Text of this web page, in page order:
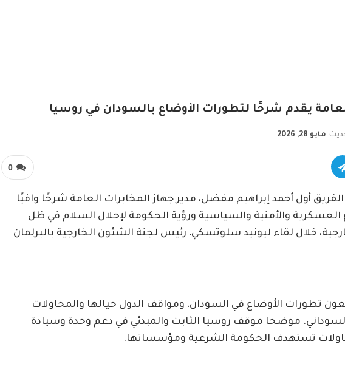
يقدم شرحًا لتطورات الأوضاع بالسودان في روسيا
مايو 28, 2026
0
أول أحمد إبراهيم مفضل، مدير جهاز المخابرات العامة شرحًا وافيًا
والأمنية والسياسية ورؤية الحكومة لإحلال السلام في ظل
خلال لقاء ليونيد سلوتسكي، رئيس لجنة الشئون الخارجية بالبرلمان
تطورات الأوضاع في السودان، ومواقف الدول حيالها والمحاولات
موضحا موقف روسيا الثابت والمبدئي في دعم وحدة وسيادة
تستهدف الحكومة الشرعية ومؤسساتها.